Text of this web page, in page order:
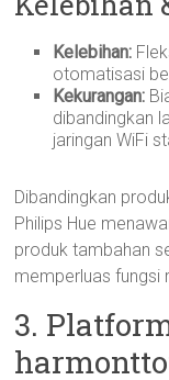
Kelebihan:
otomatisasi
Kekurangan:
dibandingkan
jaringan WiFi
Dibandingkan
Philips Hue
produk tambahan
memperluas fungsi
3.